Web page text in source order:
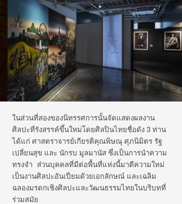
ในส่วนที่สองของนิทรรศการนั้นจัดแสดงผลงาน
ศิลปะที่รังสรรค์ขึ้นใหม่โดยศิลปินไทยชื่อดัง 3 ท่าน
ได้แก่ ศาสตราจารย์เกียรติคุณพิษณุ ศุภนิมิตร รัฐ
เปลี่ยนสุข และ นักรบ มูลมานัส ซึ่งเป็นการนำความ
ทรงจำ ส่วนบุคคลที่มีต่อพื้นที่แห่งนี้มาตีความใหม่
เป็นงานศิลปะอันเปี่ยมด้วยเอกลักษณ์ และเฉลิม
ฉลองมรดกเชิงศิลปะและวัฒนธรรมไทยในบริบทที่
ร่วมสมัย